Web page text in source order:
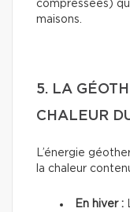
compressées)
maisons.
5. LA
CHALEUR
L’énergie
la chaleur
En hiver :